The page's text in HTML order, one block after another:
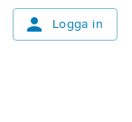
Logga in